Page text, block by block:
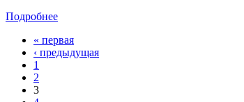
Подробнее
Страницы
« первая
‹ предыдущая
1
2
3